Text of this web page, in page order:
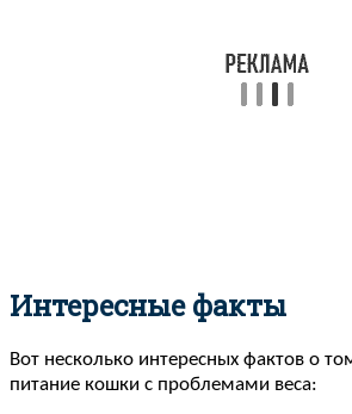
Интересные факты
Вот несколько интересных фактов о
питание кошки с проблемами веса: